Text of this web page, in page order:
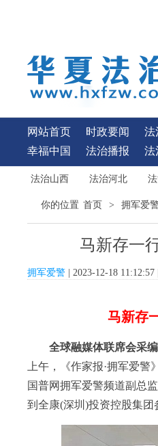
网站首页 时政要闻 法
幸福中国
法治播报 法
法治山西 法治河北
你的位置 首页 > 拥军爱
马新存一
拥军爱警 | 2023-12-18 11:12:57
马新存
全球融媒体联席会采
上午，《作家报·拥军爱
国普网拥军爱警频道副总
到全康(深圳)投资控股集